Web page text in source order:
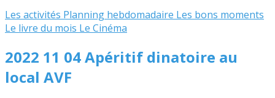
Les activités Planning hebdomadaire Les bons moments
Le livre du mois Le Cinéma
2022 11 04 Apéritif dinatoire au
local AVF